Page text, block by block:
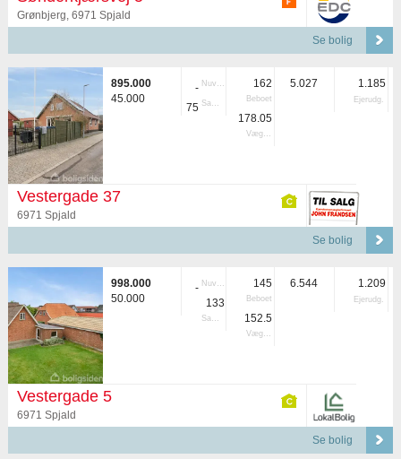
Grønbjerg, 6971 Spjald
Se bolig
895.000
45.000
- Nuvær.
75 Samlet
162
Beboet
178.05
Vægtet
5.027 1.185
Ejerudg.
Vestergade 37
6971 Spjald
Se bolig
998.000
50.000
- Nuvær.
133
Samlet
145
Beboet
152.5
Vægtet
6.544 1.209
Ejerudg.
Vestergade 5
6971 Spjald
Se bolig